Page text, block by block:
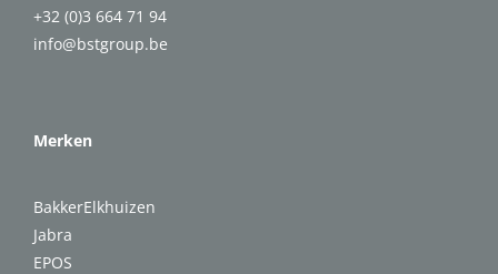
+32 (0)3 664 71 94
info@bstgroup.be
Merken
BakkerElkhuizen
Jabra
EPOS